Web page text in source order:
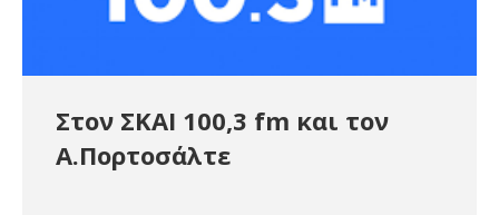
Στον ΣΚΑΙ 100,3 fm και τον
Α.Πορτοσάλτε